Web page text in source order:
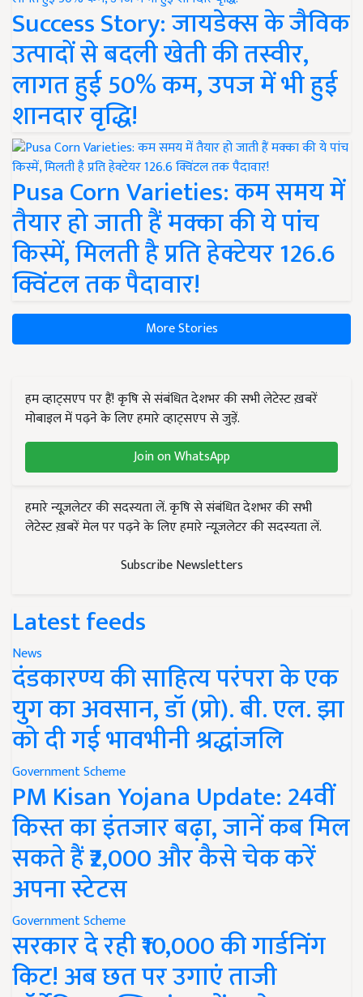
Success Story: जायडेक्स के जैविक
उत्पादों से बदली खेती की तस्वीर,
लागत हुई 50% कम, उपज में भी हुई
शानदार वृद्धि!
Pusa Corn Varieties: कम समय में
तैयार हो जाती हैं मक्का की ये पांच
किस्में, मिलती है प्रति हेक्टेयर 126.6
क्विंटल तक पैदावार!
More Stories
हम व्हाट्सएप पर हैं! कृषि से संबंधित देशभर की सभी लेटेस्ट ख़बरें
मोबाइल में पढ़ने के लिए हमारे व्हाट्सएप से जुड़ें.
Join on WhatsApp
हमारे न्यूज़लेटर की सदस्यता लें. कृषि से संबंधित देशभर की सभी
लेटेस्ट ख़बरें मेल पर पढ़ने के लिए हमारे न्यूज़लेटर की सदस्यता लें.
Subscribe Newsletters
Latest feeds
News
दंडकारण्य की साहित्य परंपरा के एक
युग का अवसान, डॉ (प्रो). बी. एल. झा
को दी गई भावभीनी श्रद्धांजलि
Government Scheme
PM Kisan Yojana Update: 24वीं
किस्त का इंतजार बढ़ा, जानें कब मिल
सकते हैं ₹2,000 और कैसे चेक करें
अपना स्टेटस
Government Scheme
सरकार दे रही ₹10,000 की गार्डनिंग
किट! अब छत पर उगाएं ताजी